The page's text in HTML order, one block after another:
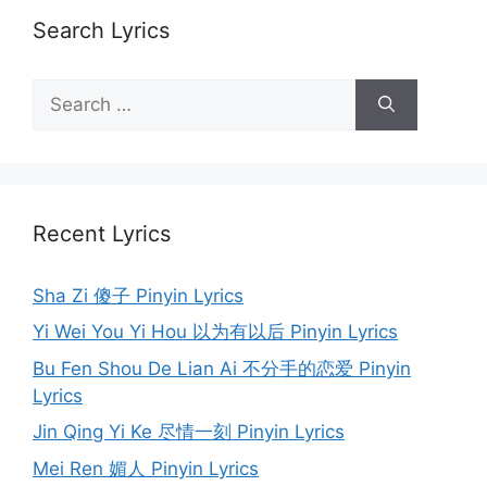
Search Lyrics
for:
Recent Lyrics
Sha Zi 傻子 Pinyin Lyrics
Yi Wei You Yi Hou 以为有以后 Pinyin Lyrics
Bu Fen Shou De Lian Ai 不分手的恋爱 Pinyin
Lyrics
Jin Qing Yi Ke 尽情一刻 Pinyin Lyrics
Mei Ren 媚人 Pinyin Lyrics